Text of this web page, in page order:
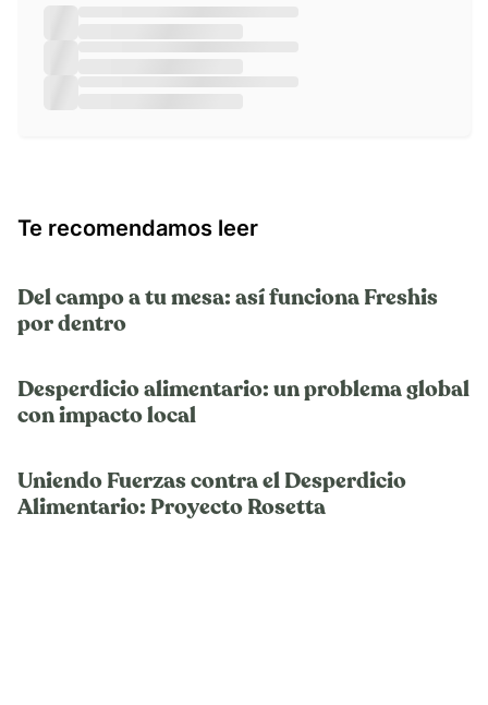
Te recomendamos leer
Del campo a tu mesa: así funciona Freshis
por dentro
Desperdicio alimentario: un problema global
con impacto local
Uniendo Fuerzas contra el Desperdicio
Alimentario: Proyecto Rosetta